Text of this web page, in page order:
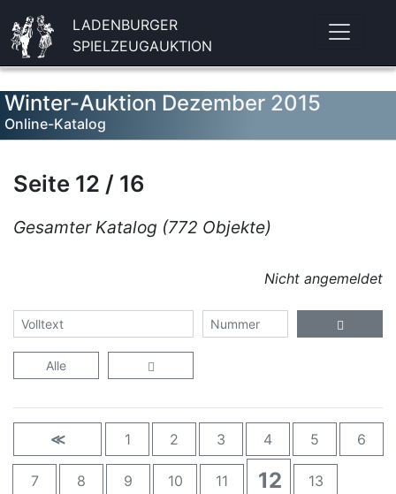
LADENBURGER
SPIELZEUGAUKTION
Winter-Auktion Dezember 2015
Online-Katalog
Seite 12 / 16
Gesamter Katalog (772 Objekte)
Nicht angemeldet
Alle
≪ 1 2 3 4 5 6
7 8 9 10 11 12 13